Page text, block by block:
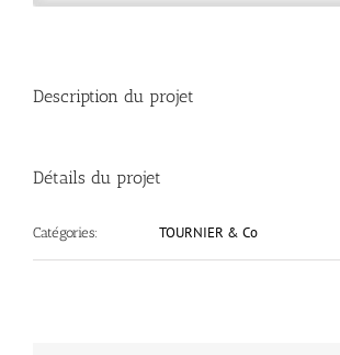
Description du projet
Détails du projet
Catégories: TOURNIER & Co